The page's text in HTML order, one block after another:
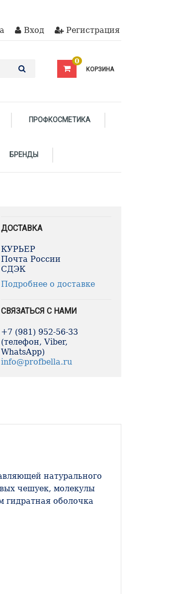
Вход Регистрация
КОРЗИНА
0
ПРОФКОСМЕТИКА
БРЕНДЫ
ДОСТАВКА
КУРЬЕР
Почта России
СДЭК
Подробнее о доставке
СВЯЗАТЬСЯ С НАМИ
+7 (981) 952-56-33
(телефон, Viber,
WhatsApp)
info@profbella.ru
натурального
чешуек, молекулы
гидратная оболочка